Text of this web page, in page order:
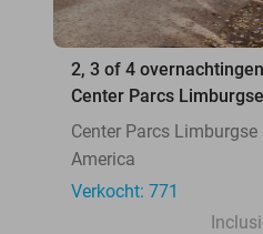
2, 3 of 4
Center Parcs
Center Parcs Limburgse
America
Verkocht: 771